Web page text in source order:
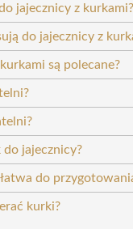
jajecznicy z kurkami?
do jajecznicy z
są polecane?
do jajecznicy?
do
kurki?